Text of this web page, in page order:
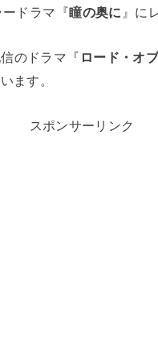
ドラマ『瞳の奥に 』に
のドラマ『 ロード・オ
ます。
スポンサーリンク